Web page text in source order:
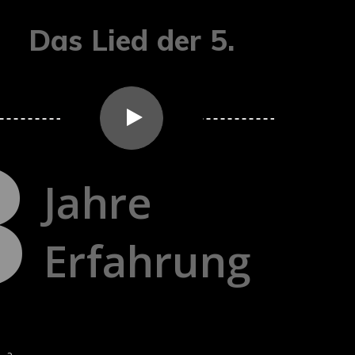
Das Lied der 5.
Jahre
Erfahrung